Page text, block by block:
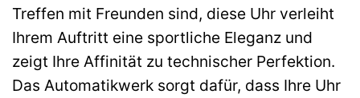
Treffen mit Freunden sind, diese Uhr verleiht
Ihrem Auftritt eine sportliche Eleganz und
zeigt Ihre Affinität zu technischer Perfektion.
Das Automatikwerk sorgt dafür, dass Ihre Uhr